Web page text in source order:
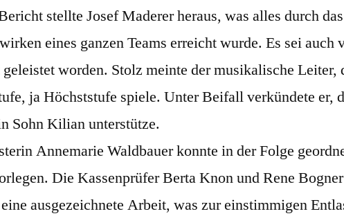
stellte Josef Maderer heraus, was alles durch das
eines ganzen Teams erreicht wurde. Es sei auch
worden. Stolz meinte der musikalische Leiter,
ja Höchststufe spiele. Unter Beifall verkündete er,
Sohn Kilian unterstütze.
Annemarie Waldbauer konnte in der Folge
Die Kassenprüfer Berta Knon und Rene Bogner
ausgezeichnete Arbeit, was zur einstimmigen